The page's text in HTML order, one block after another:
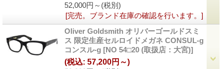
52,000円～ (税別)
[完売。ブランド在庫の確認を行います。]
Oliver Goldsmith オリバーゴールドスミ
ス 限定生産セルロイドメガネ CONSUL-g
コンスル-g [NO 54□20 (取扱店：大宮)]
(税込: 57,200円～)